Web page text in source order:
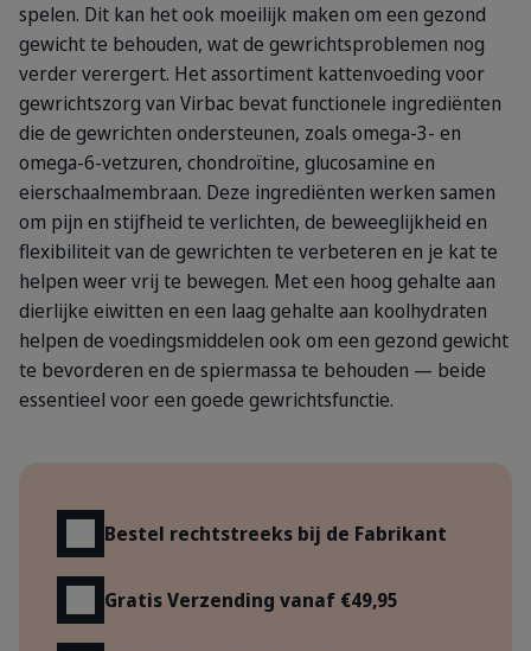
spelen. Dit kan het ook moeilijk maken om een gezond
gewicht te behouden, wat de gewrichtsproblemen nog
verder verergert. Het assortiment kattenvoeding voor
gewrichtszorg van Virbac bevat functionele ingrediënten
die de gewrichten ondersteunen, zoals omega-3- en
omega-6-vetzuren, chondroïtine, glucosamine en
eierschaalmembraan. Deze ingrediënten werken samen
om pijn en stijfheid te verlichten, de beweeglijkheid en
flexibiliteit van de gewrichten te verbeteren en je kat te
helpen weer vrij te bewegen. Met een hoog gehalte aan
dierlijke eiwitten en een laag gehalte aan koolhydraten
helpen de voedingsmiddelen ook om een gezond gewicht
te bevorderen en de spiermassa te behouden — beide
essentieel voor een goede gewrichtsfunctie.
Bestel rechtstreeks bij de Fabrikant
Gratis Verzending vanaf €49,95